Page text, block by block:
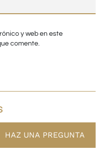
y web en este
comente.
HAZ UNA PREGUNTA